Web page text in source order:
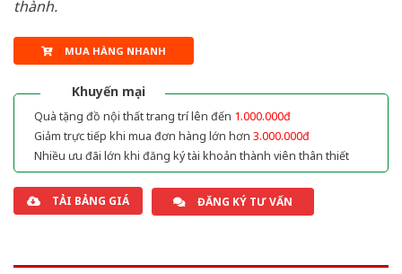
thành.
MUA HÀNG NHANH
Khuyến mại
Quà tặng đồ nội thất trang trí lên đến 1.000.000đ
Giảm trực tiếp khi mua đơn hàng lớn hơn 3.000.000đ
Nhiều ưu đãi lớn khi đăng ký tài khoản thành viên thân thiết
TẢI BẢNG GIÁ ĐĂNG KÝ TƯ VẤN